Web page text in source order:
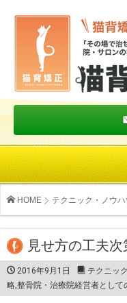
HOME テクニック・ノウハ
見せ方の工夫次
2016年9月1日 テクニッ
略 整骨院・治療院経営者として